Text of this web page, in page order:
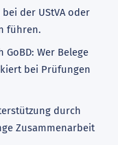
der UStVA oder
führen.
Wer Belege
bei Prüfungen
durch
Zusammenarbeit